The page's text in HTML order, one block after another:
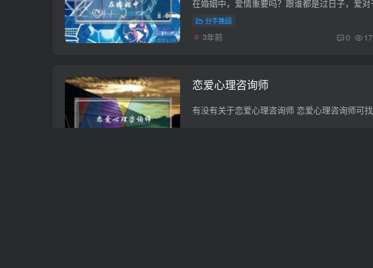
分手挽回
3年前 0 17
恋爱心理咨询师